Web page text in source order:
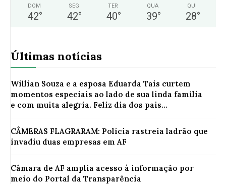
DOM
42°
SEG
42°
TER
40°
QUA
39°
QUI
28°
Últimas notícias
Willian Souza e a esposa Eduarda Tais curtem
momentos especiais ao lado de sua linda família
e com muita alegria. Feliz dia dos pais...
CÂMERAS FLAGRARAM: Polícia rastreia ladrão que
invadiu duas empresas em AF
Câmara de AF amplia acesso à informação por
meio do Portal da Transparência